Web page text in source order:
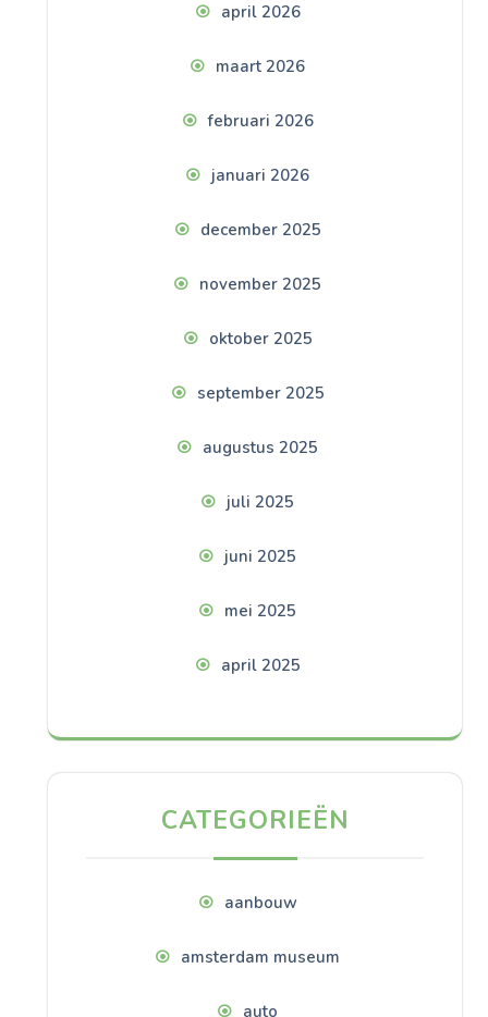
april 2026
maart 2026
februari 2026
januari 2026
december 2025
november 2025
oktober 2025
september 2025
augustus 2025
juli 2025
juni 2025
mei 2025
april 2025
CATEGORIEËN
aanbouw
amsterdam museum
auto